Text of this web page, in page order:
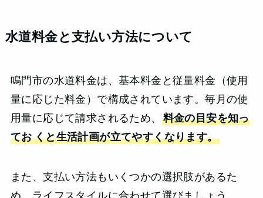
水道料金と支払い方法について
鳴門市の水道料金は、基本料金と従量料金（使用
量に応じた料金）で構成されています。毎月の使
用量に応じて請求されるため、 料金の目安を知っ
てお くと生活計画が立てやすくなります。
また、支払い方法もいくつかの選択肢があるた
め、ライフスタイルに合わせて選びましょう。